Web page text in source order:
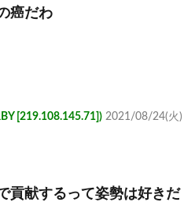
癌だわ
[219.108.145.71]) 2021/08/24(火)
貢献するって姿勢は好きだ